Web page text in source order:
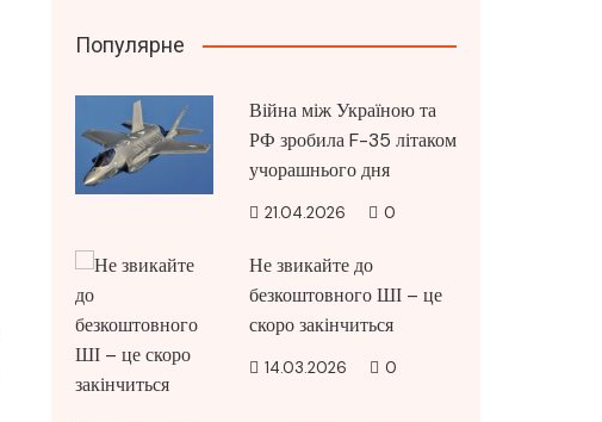
Популярне
Війна між Україною та
РФ зробила F-35 літаком
учорашнього дня
21.04.2026 0
Не звикайте до
безкоштовного ШІ – це
скоро закінчиться
14.03.2026 0